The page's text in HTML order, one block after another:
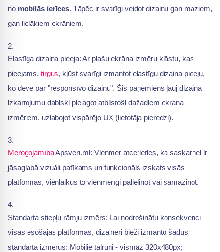
no mobilās ierīces. Tāpēc ir svarīgi veidot dizainu gan maziem,
gan lielākiem ekrāniem.
Elastīga dizaina pieeja: Ar plašu ekrāna izmēru klāstu, kas
pieejams. tirgus, kļūst svarīgi izmantot elastīgu dizaina pieeju,
ko dēvē par "responsīvo dizainu". Šis paņēmiens ļauj dizaina
izkārtojumu dabiski pielāgot atbilstoši dažādiem ekrāna
izmēriem, uzlabojot vispārējo UX (lietotāja pieredzi).
MērogojamībaApsvērumi: Vienmēr atcerieties, ka saskarnei ir
jāsaglabā vizuāli patīkams un funkcionāls izskats visās
platformās, vienlaikus to vienmērīgi palielinot vai samazinot.
Standarta stiepļu rāmju izmērs: Lai nodrošinātu konsekvenci
visās esošajās platformās, dizaineri bieži izmanto šādus
standarta izmērus: Mobilie tālruņi - vismaz 320x480px;